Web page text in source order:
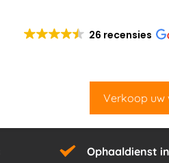
26 recensies
Verkoop uw
Ophaaldienst